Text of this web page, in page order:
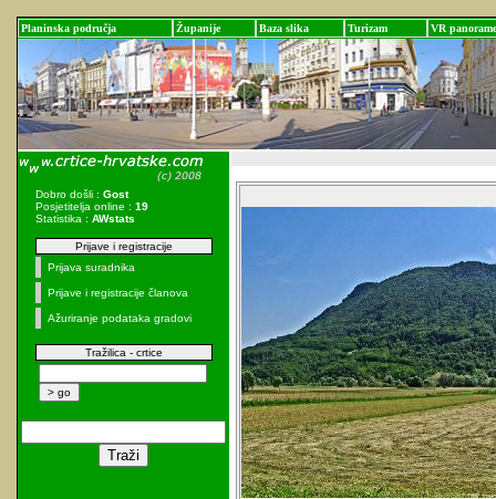
Planinska područja Županije Baza slika Turizam VR panorame
Dobro došli : Gost
Posjetitelja online : 19
Statistika : AWstats
Prijave i registracije
Prijava suradnika
Prijave i registracije članova
Ažuriranje podataka gradovi
Tražilica - crtice